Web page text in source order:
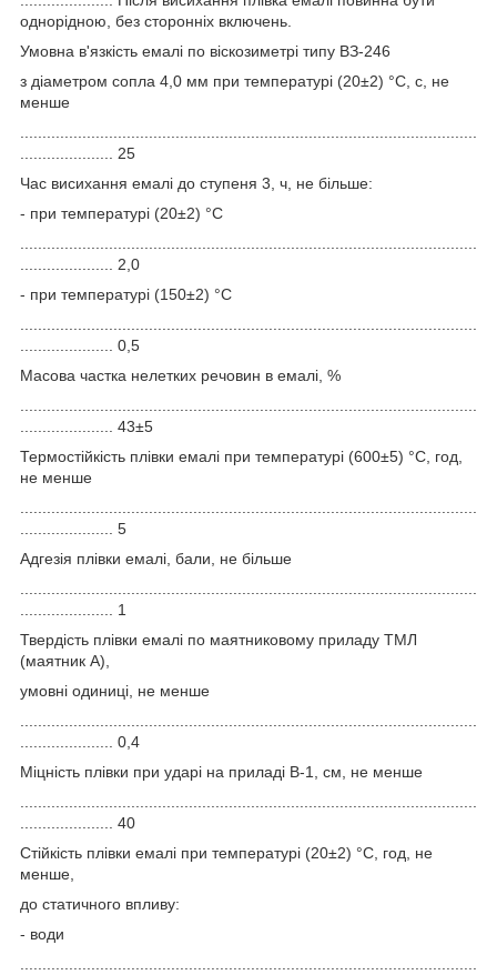
однорідною, без сторонніх включень.
Умовна в'язкість емалі по віскозиметрі типу ВЗ-246
з діаметром сопла 4,0 мм при температурі (20±2) °С, с, не
менше
..................... 25
Час висихання емалі до ступеня 3, ч, не більше:
- при температурі (20±2) °С
..................... 2,0
- при температурі (150±2) °С
..................... 0,5
Масова частка нелетких речовин в емалі, %
..................... 43±5
Термостійкість плівки емалі при температурі (600±5) °С, год,
не менше
..................... 5
Адгезія плівки емалі, бали, не більше
..................... 1
Твердість плівки емалі по маятниковому приладу ТМЛ
(маятник А),
умовні одиниці, не менше
..................... 0,4
Міцність плівки при ударі на приладі В-1, см, не менше
..................... 40
Стійкість плівки емалі при температурі (20±2) °С, год, не
менше,
до статичного впливу:
- води